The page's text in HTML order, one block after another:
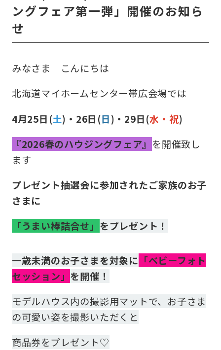
お知らせ
マイホームセンターとは
住宅購入までの流れ（ご検討始めの方）
住宅メーカーから探す
ングフェア第一弾」開催のお知ら
せ
みなさま こんにちは
北海道マイホームセンター帯広会場では
4月25日(土)・26日(日)・29日(水・祝)
『2026春のハウジングフェア』 を開催致し
ます
プレゼント抽選会に参加されたご家族のお子
さまに
「うまい棒詰合せ」 をプレゼント！
一歳未満のお子さまを対象に 「ベビーフォト
セッション」 を開催！
モデルハウス内の撮影用マットで、お子さま
の可愛い姿を撮影いただくと
商品券をプレゼント♡